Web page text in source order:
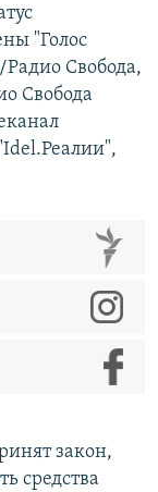
"Голос
Свобода,
Свобода
закон,
средства